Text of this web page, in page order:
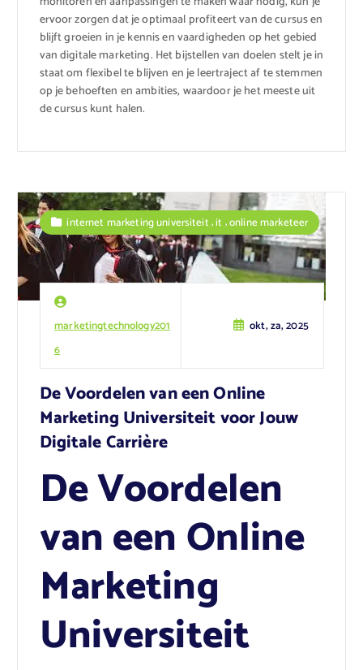
ervoor zorgen dat je optimaal profiteert van de cursus en
blijft groeien in je kennis en vaardigheden op het gebied
van digitale marketing. Het bijstellen van doelen stelt je in
staat om flexibel te blijven en je leertraject af te stemmen
op je behoeften en ambities, waardoor je het meeste uit
de cursus kunt halen.
marketingtechnology201
6
okt, za, 2025
internet marketing universiteit,it ,online marketeer
De Voordelen van een Online
Marketing Universiteit voor Jouw
Digitale Carrière
De Voordelen
van een Online
Marketing
Universiteit